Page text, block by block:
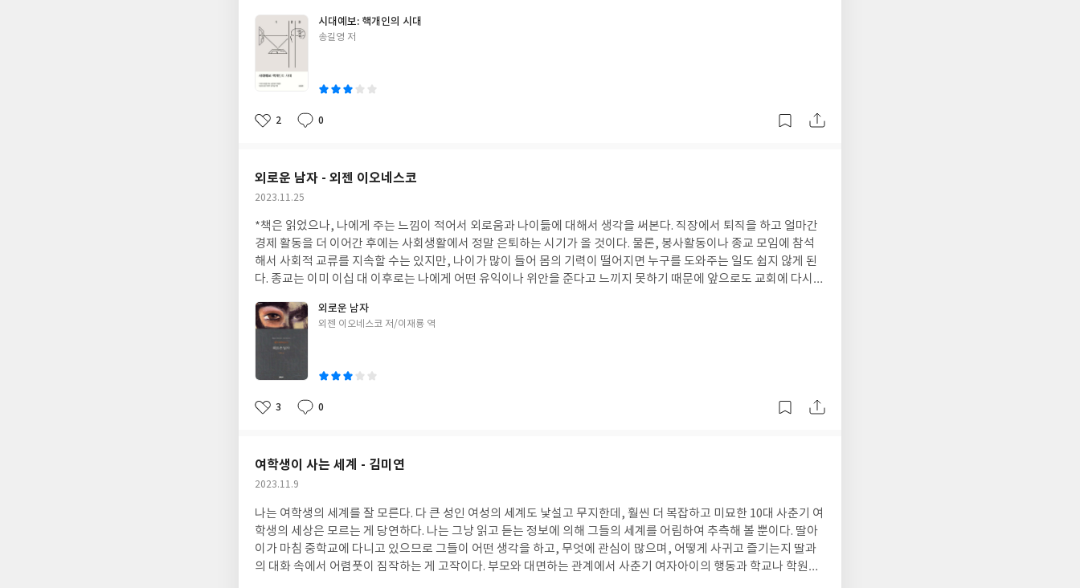
지고 있는 감정이다. 개와 고양이도 사랑을 나누고 음식을 먹을 때 즐거움을 느낀다. 동물과는 다르게 인간에게만 부여
되는 행복감과 비슷한 감정도 존재한다. 예를 들면, 과제나 목표에 몰입했을 때의 느낌과 그것을 달성했을 때의 성취
감, 그리고 나 아닌 다른 더 큰 존재에 기여하거나 다른 사람을 도울 때 드는 좋은 느낌들은 인간에게만 주어지는 것 같
다. 이런 감정들은 행복감과 꼭 같지는 않지만 그에 이웃하고 있다. 인간의 행동을 북돋운다. 생존과 번식에 직접적으
로 연결되어 있지는 않지만 이런 일종의 고양감은 이성이 훨씬 더 깊게 개입한다. 인간은 생물학적 행복감을 충족하는
것만으로는 견디지 못하는 것 같다. 몰디브 야자수 아래서 모히또를 마시며 한평생 일하지 않고 시간을 보낸다고 마냥
행복하지는 않다. 실제 인간은 무조건 많이 갖는 것을 선택하지는 않는다.(그런 인간 종류도 존재하기는 하지만,) 우리
수 있다. 댄 에리얼리의 말에 기대면, '자기 자신을 넘어선 무언가에 대한 목적의식', '의미와 연대감을 찾는 일이 힘들
수록' 그 결과에 따른 만족감을 크게 느낀다. 그렇다면 진화적 이득과 별로 상관없어 보이는 의미 추구에서 만족감을
느끼는 이유는 무엇일까? 생존이나 번식과 상관이 없거나 오히려 불리한 행동을 하는 근원적인 이유 말이다 나는 의
미 추구에서의 만족감도 넓게 보면 진화적 이득에서 파생했다고 생각한다. <행복의 기원>에서도 행복감은 사회성과
가장 밀접하게 연결되어 있다고 말한다. 집단을 구성하여 동료와 함께 있을 때 생존확률이 훨씬 크기 때문이다. 타인과
의 관계를 유지하고 문제를 해결하기 위해서 뇌가 비약적으로 발전했으며, 이성을 사용하는 능력이 고도화되어 본성
을 이해하고 관찰할 수 있게 되었다. 인간이 어떤 존재이고 어떻게 행동하는지 메타인지가 가능하게 된 것이다. 장기적
인 관점에서 괜찮은 삶이 무엇인지 인간은 끊임없이 고민하게 되었다. 인간은 생명체 중 아마도 유일하게 진화적 유불
리와 상관없이 존재 자체를 긍정하게 된 종이 아닐까.
기를 어느 정도 거친 후 지금은 1인 가구가 급속하게 늘어나고 있다. 바야흐로 핵개인의 시대다. 규모로 보면 1인 가족
을 핵개인이라고 볼 수 있는데, 책에서는 핵개인의 특징을 사회문화적으로 설명한다. 딱히 시대를 조망하는 날카로운
면 이해가 더 쉽겠다. 권위를 거부하고, 능력과 전문성으로 무장하며, 평생직장을 기대하지 않는다. 늘 새로운 시도와
탐구를 게을리하지 않는 것이 핵개인의 특징이라고나 할까. 관계적으로는 가족 간의 우애와 효 등 혈연을 우선하기보
다는 이웃 간의 교류와 공통 관심사에 대한 연대로 맺어지는 인연을 중시한다. 부모로부터의 지원을 기대하지 않고,
현실일 뿐이다. 기술의 발달이 인간을 노동으로부터 해방시키고, 자유를 확대하기를 학수고대했지만, 요원한 일이 되
어버렸다. 오히려 괜찮은 일자리는 없어지고, 파트타임에 전전긍긍하며, 부가가치는 소수에게 집중된다. 한 줌의 부자
들은 여전히 혈연의 철옹성으로 뭉쳐있다. 줄 것과 받을 것 많은 사이는 여전히 권위적이다. 우리는 핵개인을 선택한
것이 아니라, 핵개인에 내몰린 것이 아닐까. 기술의 발달이 일상의 향유를 보장하고 더 많은 개인에게 혜택이 돌아가
도록 할 수도 있을 텐데 말이다. 핵개인의 연대와 자각이 필요하다.
시대예보: 핵개인의 시대
글
송길영 저
좋
2
댓
0
작
외로운 남자 - 외젠 이오네스코
작
일
2023.11.25
*책은 읽었으나, 나에게 주는 느낌이 적어서 외로움과 나이듦에 대해서 생각을 써본다. 직장에서 퇴직을 하고 얼마간
경제 활동을 더 이어간 후에는 사회생활에서 정말 은퇴하는 시기가 올 것이다. 물론, 봉사활동이나 종교 모임에 참석
해서 사회적 교류를 지속할 수는 있지만, 나이가 많이 들어 몸의 기력이 떨어지면 누구를 도와주는 일도 쉽지 않게 된
다. 종교는 이미 이십 대 이후로는 나에게 어떤 유익이나 위안을 준다고 느끼지 못하기 때문에 앞으로도 교회에 다시
것이다. 그렇다면, 그때의 나의 삶은 어떤 모습일까? 나는 외로움을 잘 느끼는 사람은 아니다. 혼자가 편하다. 누군가
와 만나고, 말하고, 일하고 나서는 한동안 혼자 있는 시간을 필요로 한다. 혼자 있다고 특별히 에너지를 보충하는 활동
을 하는 것도 아니다. 그냥 책 읽고 다큐나 시사영상을 보면서 시간을 보낸다. 직장에 다니고 사람을 만나는 일은 에너
이지만, 그 덕에 나는 성장하기도 하고, 무언가를 배우며, 사람들과 어울리게 된다. 어쩌면 그 속에서 오히려 행복감을
느끼고 에너지를 얻는지도 모르겠다. 서은국의 <행복의 기원>에서는 행복의 필수조건이 사회성이라고 말한다. 연구
면 즐거움을 느낀다. 결국 지금 혼자가 좋은 것은 타인과 함께 있는 시간이 적당히 주어지기 때문이라고 볼 수 있다. 일
을 하고, 누군가를 만나는 게 힘이 좀 들지만, 그게 아예 없다면 인생은 황무지가 될 거라는 말이다. 버트런드 러셀은
일이 주는 장점 중의 하나가 휴일의 즐거움을 배가시킨다고 했다. 혼자 있는 여유와 행복감은 누군가와 함께 하는 사회
적 경험이 동반되어야 온전히 느낄 수 있는 것이다. 혼자가 편하고 좋다고 해서 계속 혼자 사는 사람은 없다. 혼자 잠시
머무는 것은 타인과 함께 하기 위한 준비의 시간이고, 사회적 관계에서 에너지가 소모되면 다시 혼자로 재충전을 하는
것이다. 직장에서 물러나고 사회적 교류가 급격히 줄어드는 노년의 시기에도 어떤 방식으로든 사회적 관계의 끈을 놓
아서는 안된다. 책과 반려동물도 좋지만, 그게 모든 것을 대체할 수는 없다. 그렇다고, 젊을 때처럼 새로운 만남을 적극
외로운 남자
글
외젠 이오네스코 저/이재룡 역
좋
3
댓
0
작
여학생이 사는 세계 - 김미연
작
일
2023.11.9
나는 여학생의 세계를 잘 모른다. 다 큰 성인 여성의 세계도 낯설고 무지한데, 훨씬 더 복잡하고 미묘한 10대 사춘기 여
학생의 세상은 모르는 게 당연하다. 나는 그냥 읽고 듣는 정보에 의해 그들의 세계를 어림하여 추측해 볼 뿐이다. 딸아
이가 마침 중학교에 다니고 있으므로 그들이 어떤 생각을 하고, 무엇에 관심이 많으며, 어떻게 사귀고 즐기는지 딸과
의 대화 속에서 어렴풋이 짐작하는 게 고작이다. 부모와 대면하는 관계에서 사춘기 여자아이의 행동과 학교나 학원에